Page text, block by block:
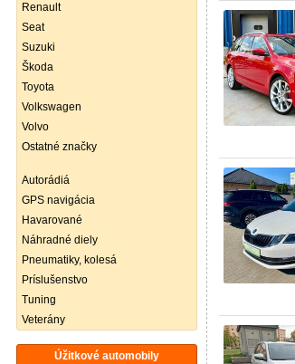
Renault
Seat
Suzuki
Škoda
Toyota
Volkswagen
Volvo
Ostatné značky
Autorádiá
GPS navigácia
Havarované
Náhradné diely
Pneumatiky, kolesá
Príslušenstvo
Tuning
Veterány
Úžitkové automobily